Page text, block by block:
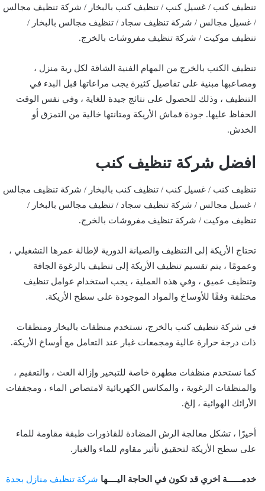
تنظيف كنب / غسيل كنب / تنظيف كنب بالبخار / شركة تنظيف مجالس
/ غسيل مجالس / شركة تنظيف سجاد / تنظيف مجالس بالبخار /
تنظيف موكيت / شركة تنظيف مفروشات بالخرج.
تنظيف الكنب بالخرج من المهام الفنية الشاقة لكل ربة منزل ،
ومصاعبها مبنية على تفاصيل كثيرة يجب مراعاتها قبل البدء في
التنظيف ، وذلك للحصول على نتائج جيدة للغاية ، وفي نفس الوقت
الحفاظ عليها. جودة قماش الأريكة ومتانتها خالية من التمزق أو
الخدش.
افضل شركة تنظيف كنب
تنظيف كنب / غسيل كنب / تنظيف كنب بالبخار / شركة تنظيف مجالس
/ غسيل مجالس / شركة تنظيف سجاد / تنظيف مجالس بالبخار /
تنظيف موكيت / شركة تنظيف مفروشات بالخرج.
تحتاج الأريكة إلى التنظيف والصيانة الدورية لإطالة عمرها التشغيلي ،
وعمومًا ، يتم تقسيم تنظيف الأريكة إلى تنظيف بالرغوة الجافة
وتنظيف عميق ، وفي هذه العملية ، يجب استخدام عوامل تنظيف
مختلفة وفقًا للأوساخ والمواد الموجودة على سطح الأريكة.
في شركة تنظيف كنب بالخرج، نستخدم منظفات بالبخار ومنظفات
ذات درجة حرارة عالية ومجمعات غبار عند التعامل مع أوساخ الأريكة.
كما نستخدم منظفات مطهرة خاصة للتبخير وإزالة العث ، والتعقيم ،
والمنظفات الرغوية ، والمكانس الكهربائية لامتصاص الماء ، ومجففات
الأرائك الهوائية ، إلخ.
أخيرًا ، تشكل معالجة الرش المضادة للقاذورات طبقة مقاومة للماء
على سطح الأريكة لتحقيق تأثير مقاوم للماء والغبار.
خدمــــــة اخري قد تكون في الحاجة اليــــها شركة تنظيف منازل بجدة